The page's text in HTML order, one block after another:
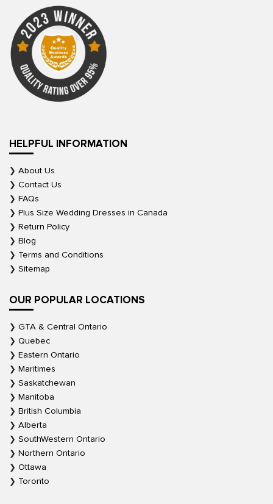
HELPFUL INFORMATION
About Us
Contact Us
FAQs
Plus Size Wedding Dresses in Canada
Return Policy
Blog
Terms and Conditions
Sitemap
OUR POPULAR LOCATIONS
GTA & Central Ontario
Quebec
Eastern Ontario
Maritimes
Saskatchewan
Manitoba
British Columbia
Alberta
SouthWestern Ontario
Northern Ontario
Ottawa
Toronto